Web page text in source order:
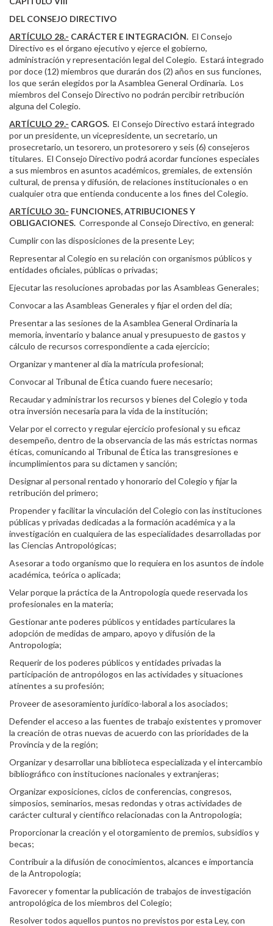
DEL CONSEJO DIRECTIVO
ARTÍCULO 28.- CARÁCTER E INTEGRACIÓN. El Consejo
Directivo es el órgano ejecutivo y ejerce el gobierno,
administración y representación legal del Colegio. Estará integrado
por doce (12) miembros que durarán dos (2) años en sus funciones,
los que serán elegidos por la Asamblea General Ordinaria. Los
miembros del Consejo Directivo no podrán percibir retribución
alguna del Colegio.
ARTÍCULO 29.- CARGOS. El Consejo Directivo estará integrado
por un presidente, un vicepresidente, un secretario, un
prosecretario, un tesorero, un protesorero y seis (6) consejeros
titulares. El Consejo Directivo podrá acordar funciones especiales
a sus miembros en asuntos académicos, gremiales, de extensión
cultural, de prensa y difusión, de relaciones institucionales o en
cualquier otra que entienda conducente a los fines del Colegio.
ARTÍCULO 30.- FUNCIONES, ATRIBUCIONES Y
OBLIGACIONES. Corresponde al Consejo Directivo, en general:
Cumplir con las disposiciones de la presente Ley;
Representar al Colegio en su relación con organismos públicos y
entidades oficiales, públicas o privadas;
Ejecutar las resoluciones aprobadas por las Asambleas Generales;
Convocar a las Asambleas Generales y fijar el orden del día;
Presentar a las sesiones de la Asamblea General Ordinaria la
memoria, inventario y balance anual y presupuesto de gastos y
cálculo de recursos correspondiente a cada ejercicio;
Organizar y mantener al día la matrícula profesional;
Convocar al Tribunal de Ética cuando fuere necesario;
Recaudar y administrar los recursos y bienes del Colegio y toda
otra inversión necesaria para la vida de la institución;
Velar por el correcto y regular ejercicio profesional y su eficaz
desempeño, dentro de la observancia de las más estrictas normas
éticas, comunicando al Tribunal de Ética las transgresiones e
incumplimientos para su dictamen y sanción;
Designar al personal rentado y honorario del Colegio y fijar la
retribución del primero;
Propender y facilitar la vinculación del Colegio con las instituciones
públicas y privadas dedicadas a la formación académica y a la
investigación en cualquiera de las especialidades desarrolladas por
las Ciencias Antropológicas;
Asesorar a todo organismo que lo requiera en los asuntos de índole
académica, teórica o aplicada;
Velar porque la práctica de la Antropología quede reservada los
profesionales en la materia;
Gestionar ante poderes públicos y entidades particulares la
adopción de medidas de amparo, apoyo y difusión de la
Antropología;
Requerir de los poderes públicos y entidades privadas la
participación de antropólogos en las actividades y situaciones
atinentes a su profesión;
Proveer de asesoramiento jurídico-laboral a los asociados;
Defender el acceso a las fuentes de trabajo existentes y promover
la creación de otras nuevas de acuerdo con las prioridades de la
Provincia y de la región;
Organizar y desarrollar una biblioteca especializada y el intercambio
bibliográfico con instituciones nacionales y extranjeras;
Organizar exposiciones, ciclos de conferencias, congresos,
simposios, seminarios, mesas redondas y otras actividades de
carácter cultural y científico relacionadas con la Antropología;
Proporcionar la creación y el otorgamiento de premios, subsidios y
becas;
Contribuir a la difusión de conocimientos, alcances e importancia
de la Antropología;
Favorecer y fomentar la publicación de trabajos de investigación
antropológica de los miembros del Colegio;
Resolver todos aquellos puntos no previstos por esta Ley, con